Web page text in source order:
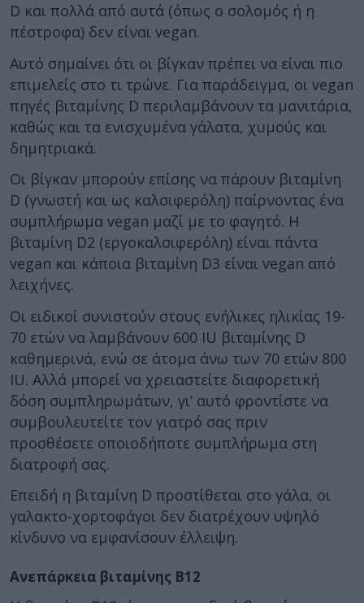
D και πολλά από αυτά (όπως ο σολομός ή η
πέστροφα) δεν είναι vegan.
Αυτό σημαίνει ότι οι βίγκαν πρέπει να είναι πιο
επιμελείς στο τι τρώνε. Για παράδειγμα, οι vegan
πηγές βιταμίνης D περιλαμβάνουν τα μανιτάρια,
καθώς και τα ενισχυμένα γάλατα, χυμούς και
δημητριακά.
Οι βίγκαν μπορούν επίσης να πάρουν βιταμίνη
D (γνωστή και ως καλσιφερόλη) παίρνοντας ένα
συμπλήρωμα vegan μαζί με το φαγητό. Η
βιταμίνη D2 (εργοκαλσιφερόλη) είναι πάντα
vegan και κάποια βιταμίνη D3 είναι vegan από
λειχήνες.
Οι ειδικοί συνιστούν στους ενήλικες ηλικίας 19-
70 ετών να λαμβάνουν 600 IU βιταμίνης D
καθημερινά, ενώ σε άτομα άνω των 70 ετών 800
IU. Αλλά μπορεί να χρειαστείτε διαφορετική
δόση συμπληρωμάτων, γι’ αυτό φροντίστε να
συμβουλευτείτε τον γιατρό σας πριν
προσθέσετε οποιοδήποτε συμπλήρωμα στη
διατροφή σας.
Επειδή η βιταμίνη D προστίθεται στο γάλα, οι
γαλακτο-χορτοφάγοι δεν διατρέχουν υψηλό
κίνδυνο να εμφανίσουν έλλειψη.
Ανεπάρκεια βιταμίνης Β12